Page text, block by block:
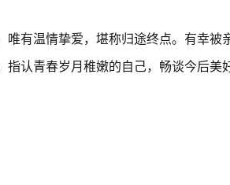
有温情挚爱，堪称归途终点。有幸被
认青春岁月稚嫩的自己，畅谈今后美